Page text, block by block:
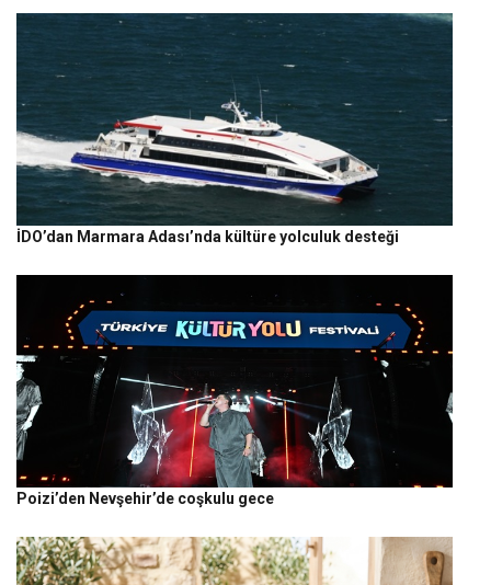
İDO’dan Marmara Adası’nda kültüre yolculuk desteği
Poizi’den Nevşehir’de coşkulu gece